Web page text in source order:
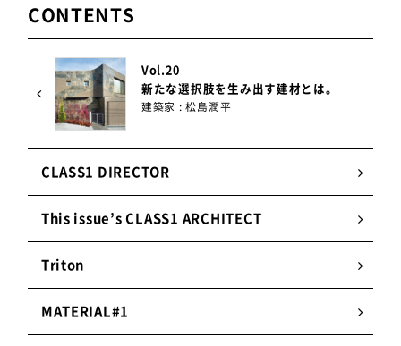
0.1mmの厚さを人の手で調整し、なめらかなグラデ
ーションを見せるために試作を繰り返しました。反
射面の理想のカーブを追求するところが一番苦労し
たポイントです。
SmartArchiの特徴
明るいが眩しくない
人が自然に感じる輝度のグラデーションを科学的
に検証し反射面を設計。スポットライトのような
CONTENTS
Vol.20
新たな選択肢を生み出す建材とは。
建築家 : 松島潤平
CLASS1 DIRECTOR
This issue’s CLASS1 ARCHITECT
Triton
MATERIAL#1